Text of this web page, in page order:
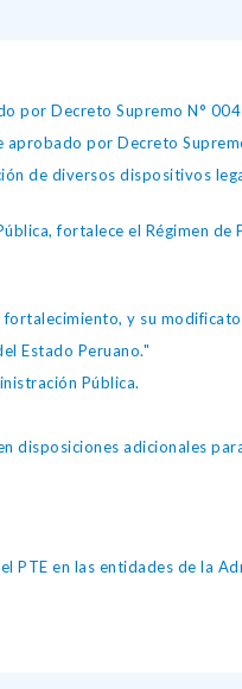
por Decreto Supremo N°
aprobado por Decreto
de diversos dispositivos
fortalece el Régimen de
y su
Estado Peruano."
Pública.
disposiciones adicionales
PTE en las entidades de la